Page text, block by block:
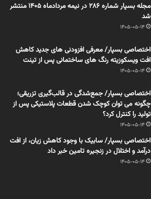
مجله بسپار شماره 286 در نیمه مردادماه 1405 منتشر
شد
1405-05-14
اختصاصی بسپار/ معرفی افزودنی های جدید کاهش
افت ویسکوزیته رنگ های ساختمانی پس از تینت
1405-05-14
اختصاصی بسپار/ جمع‌شدگی در قالب‌گیری تزریقی؛
چگونه می توان کوچک شدن قطعات پلاستیکی پس از
تولید را کنترل کرد؟
1405-05-14
اختصاصی بسپار/ سابیک با وجود کاهش زیان، از افت
درآمد و اختلال در زنجیره تامین خبر داد
1405-05-14